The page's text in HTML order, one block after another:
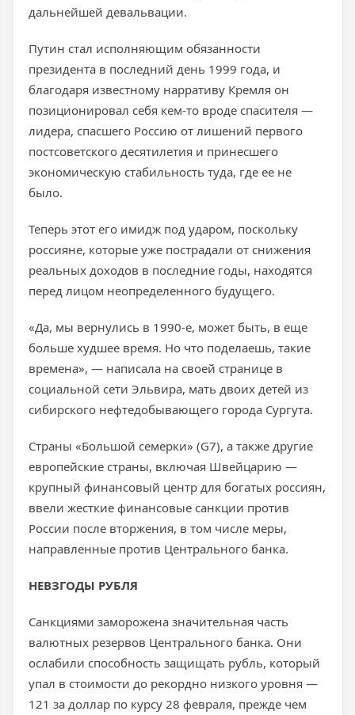
дальнейшей девальвации.
Путин стал исполняющим обязанности
президента в последний день 1999 года, и
благодаря известному нарративу Кремля он
позиционировал себя кем-то вроде спасителя —
лидера, спасшего Россию от лишений первого
постсоветского десятилетия и принесшего
экономическую стабильность туда, где ее не
было.
Теперь этот его имидж под ударом, поскольку
россияне, которые уже пострадали от снижения
реальных доходов в последние годы, находятся
перед лицом неопределенного будущего.
«Да, мы вернулись в 1990-е, может быть, в еще
больше худшее время. Но что поделаешь, такие
времена», — написала на своей странице в
социальной сети Эльвира, мать двоих детей из
сибирского нефтедобывающего города Сургута.
Страны «Большой семерки» (G7), а также другие
европейские страны, включая Швейцарию —
крупный финансовый центр для богатых россиян,
ввели жесткие финансовые санкции против
России после вторжения, в том числе меры,
направленные против Центрального банка.
НЕВЗГОДЫ РУБЛЯ
Санкциями заморожена значительная часть
валютных резервов Центрального банка. Они
ослабили способность защищать рубль, который
упал в стоимости до рекордно низкого уровня —
121 за доллар по курсу 28 февраля, прежде чем